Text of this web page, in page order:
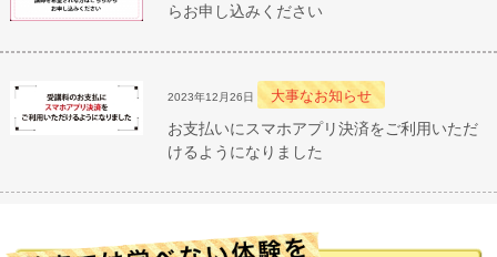
らお申し込みください
2023年12月26日 大事なお知らせ
お支払いにスマホアプリ決済をご利用いただ
けるようになりました